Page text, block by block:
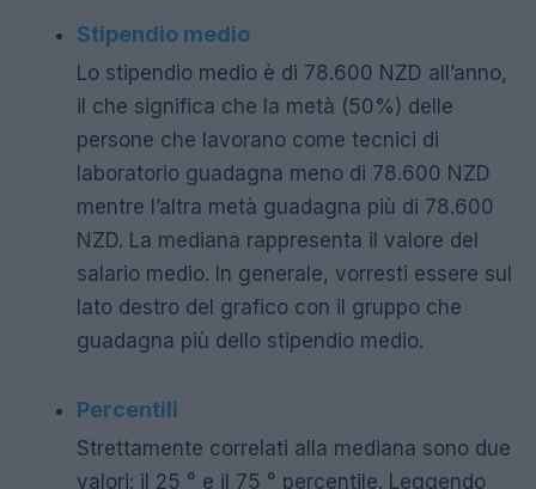
Stipendio medio
Lo stipendio medio è di 78.600 NZD all’anno,
il che significa che la metà (50%) delle
persone che lavorano come tecnici di
laboratorio guadagna meno di 78.600 NZD
mentre l’altra metà guadagna più di 78.600
NZD. La mediana rappresenta il valore del
salario medio. In generale, vorresti essere sul
lato destro del grafico con il gruppo che
guadagna più dello stipendio medio.
Percentili
Strettamente correlati alla mediana sono due
valori: il 25 ° e il 75 ° percentile. Leggendo